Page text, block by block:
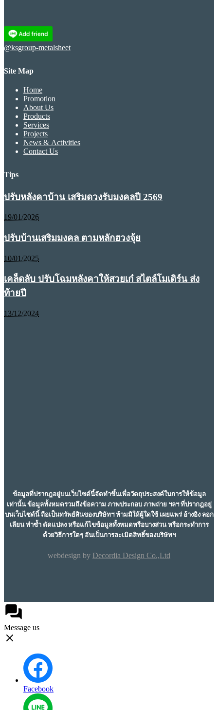
@ksgroup-metalsheet
Site Map
Home
Promotion
About Us
Products
Services
Projects
News & Activities
Contact Us
Tips
ปรับหลังคาบ้าน เสริมดวงรับมงคลปี 2569
19/01/2026
ปรับบ้านเสริมมงคล ตามหลักฮวงจุ้ย
10/01/2025
เคล็ดลับ ปรับโฉมหลังคาให้สวยเก๋ สไตล์โมเดิร์น ส่ง
ท้ายปี
13/12/2024
ข้อมูลที่ปรากฎอยู่บนเว็บไซด์นี้จัดทำขึ้นเพื่อวัตถุประสงค์ในการให้ข้อมูล
เท่านั้น ข้อมูลทั้งหมดรวมถึงข้อความ ภาพประกอบ ภาพถ่าย ฯลฯ ที่ปรากฎอยู่
บนเว็บไซด์นี้ ถือเป็นทรัพย์สินของบริษัทฯ ห้ามมิให้ผู้ใดใช้ เผยแพร่ อ้างอิง ลอก
เลียน ทำซ้ำ ดัดแปลง หรือแก้ไขข้อมูลทั้งหมดหรือบางส่วน หรือกระทำการ
ด้วยวิธีการใดๆ อันเป็นการละเมิดสิทธิ์ของบริษัทฯ
webdesign by Decordia Design Co.,Ltd
Message us
Facebook